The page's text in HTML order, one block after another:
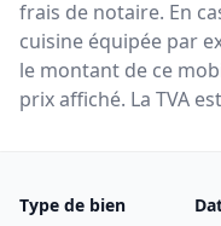
frais de notaire. En
cuisine équipée par
le montant de ce
prix affiché. La TVA
Type de bien